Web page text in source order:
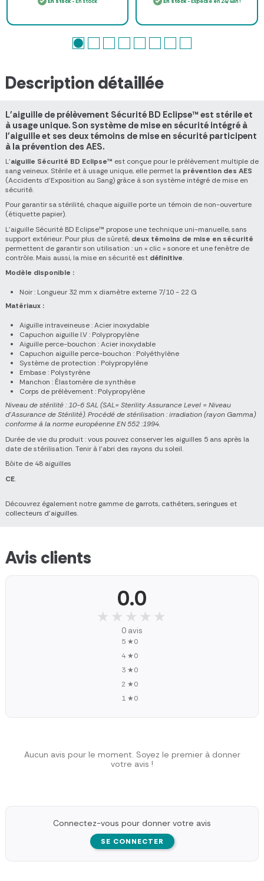
Description détaillée
L'aiguille de prélèvement Sécurité BD Eclipse™ est stérile et
à usage unique. Son système de mise en sécurité intégré à
l'aiguille et ses deux témoins de mise en sécurité participent
à la prévention des AES.
L'aiguille Sécurité BD Eclipse™ est conçue pour le prélèvement multiple de
sang veineux. Stérile et à usage unique, elle permet la prévention des AES
(Accidents d'Exposition au Sang) grâce à son système intégré de mise en
sécurité.
Pour garantir sa stérilité, chaque aiguille porte un témoin de non-ouverture
(étiquette papier).
L'aiguille Sécurité BD Eclipse™ propose une technique uni-manuelle, sans
support extérieur. Pour plus de sûreté, deux témoins de mise en sécurité
permettent de garantir son utilisation : un « clic » sonore et une fenêtre de
contrôle. Mais aussi, la mise en sécurité est définitive.
Modèle disponible :
Noir : Longueur 32 mm x diamètre externe 7/10 - 22 G
Matériaux :
Aiguille intraveineuse : Acier inoxydable
Capuchon aiguille I.V : Polypropylène
Aiguille perce-bouchon : Acier inoxydable
Capuchon aiguille perce-bouchon : Polyéthylène
Système de protection : Polypropylène
Embase : Polystyrène
Manchon : Élastomère de synthèse
Corps de prélèvement : Polypropylène
Niveau de stérilité : 10-6 SAL (SAL= Sterility Assurance Level = Niveau
d’Assurance de Stérilité). Procédé de stérilisation : irradiation (rayon Gamma)
conforme à la norme européenne EN 552 :1994.
Durée de vie du produit : vous pouvez conserver les aiguilles 5 ans après la
date de stérilisation. Tenir à l'abri des rayons du soleil.
Bôite de 48 aiguilles
CE.
Découvrez également notre gamme de garrots, cathéters,seringues et
collecteurs d'aiguilles.
Avis clients
0.0
★★★★★
★★★★★
0 avis
5 ★0
4 ★0
3 ★0
2 ★0
1 ★0
Aucun avis pour le moment. Soyez le premier à donner
votre avis !
Connectez-vous pour donner votre avis
SE CONNECTER